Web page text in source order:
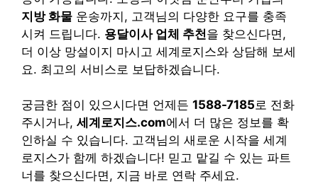
지방 화물 운송까지, 고객님의 다양한 요구를 충족
시켜 드립니다. 용달이사 업체 추천을 찾으신다면,
더 이상 망설이지 마시고 세계로지스와 상담해 보세
요. 최고의 서비스로 보답하겠습니다.
궁금한 점이 있으시다면 언제든 1588-7185로 전화
주시거나, 세계로지스.com에서 더 많은 정보를 확
인하실 수 있습니다. 고객님의 새로운 시작을 세계
로지스가 함께 하겠습니다! 믿고 맡길 수 있는 파트
너를 찾으신다면, 지금 바로 연락 주세요.